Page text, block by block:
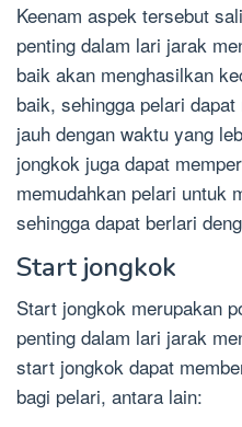
Keenam aspek tersebut
penting dalam lari jarak
baik akan menghasilkan
baik, sehingga pelari
jauh dengan waktu yang
jongkok juga dapat
memudahkan pelari untuk
sehingga dapat berlari
Start jongkok
Start jongkok merupakan
penting dalam lari jarak
start jongkok dapat
bagi pelari, antara lain: